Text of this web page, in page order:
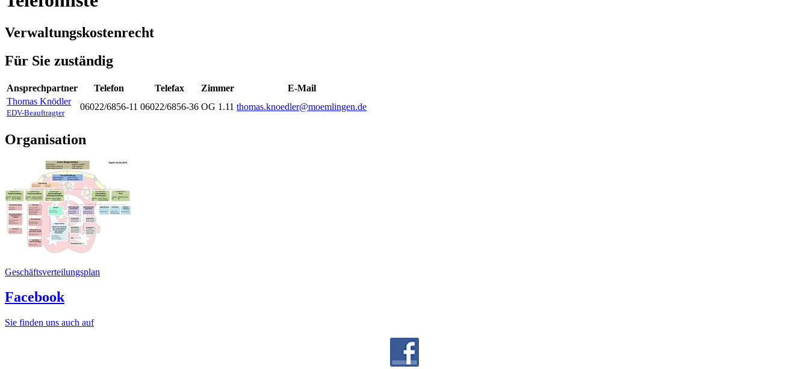
Verwaltungskostenrecht
Für Sie zuständig
Ansprechpartner Telefon Telefax Zimmer
E-Mail
Thomas Knödler
EDV-Beauftragter
06022/6856-11 06022/6856-36 OG 1.11 thomas.knoedler@moemlingen.de
Organisation
Geschäftsverteilungsplan
Facebook
Sie finden uns auch auf